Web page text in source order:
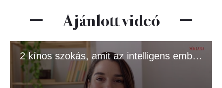
Ajánlott videó
2 kínos szokás, amit az intelligens emberek gyakran csinálnak